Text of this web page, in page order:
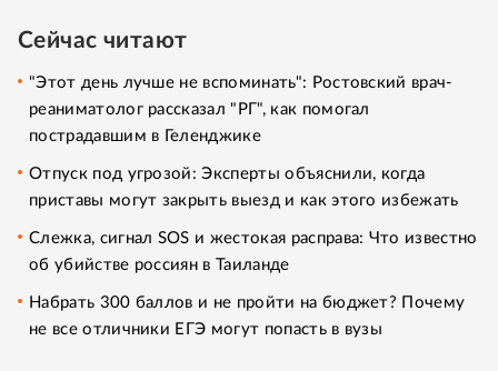
Сейчас читают
"Этот день лучше не вспоминать": Ростовский врач-
реаниматолог рассказал "РГ", как помогал
пострадавшим в Геленджике
Отпуск под угрозой: Эксперты объяснили, когда
приставы могут закрыть выезд и как этого избежать
Слежка, сигнал SOS и жестокая расправа: Что известно
об убийстве россиян в Таиланде
Набрать 300 баллов и не пройти на бюджет? Почему
не все отличники ЕГЭ могут попасть в вузы